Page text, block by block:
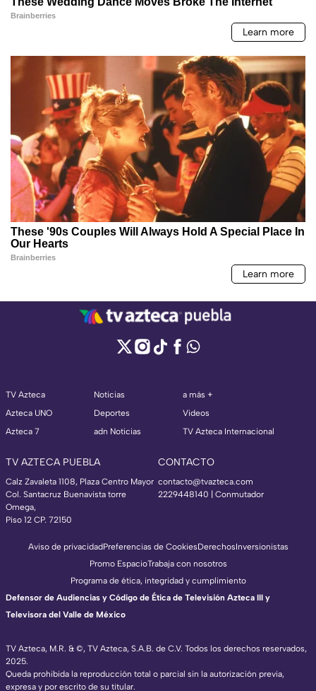
TV Azteca
Azteca UNO
Azteca 7
Noticias
Deportes
adn Noticias
a más +
Videos
TV Azteca Internacional
TV AZTECA PUEBLA
Calz Zavaleta 1108, Plaza Centro Mayor
Col. Santacruz Buenavista torre
Omega,
Piso 12 CP. 72150
CONTACTO
contacto@tvazteca.com
2229448140 | Conmutador
TV Azteca, M.R. & ©, TV Azteca, S.A.B. de C.V. Todos los derechos reservados,
2025.
Queda prohibida la reproducción total o parcial sin la autorización previa,
expresa y por escrito de su titular.
Aviso de privacidadPreferencias de CookiesDerechosInversionistas
Promo EspacioTrabaja con nosotros
Programa de ética, integridad y cumplimiento
Defensor de Audiencias y Código de Ética de Televisión Azteca III y
Televisora del Valle de México